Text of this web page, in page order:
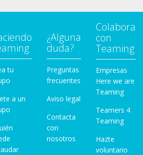
tu
a un
¿Alguna
duda?
Preguntas
frecuentes
Aviso legal
Contacta
con
nosotros
Colabora
con
Teaming
Empresas
Here we are
Teaming
Teamers 4
Teaming
Hazte
voluntario